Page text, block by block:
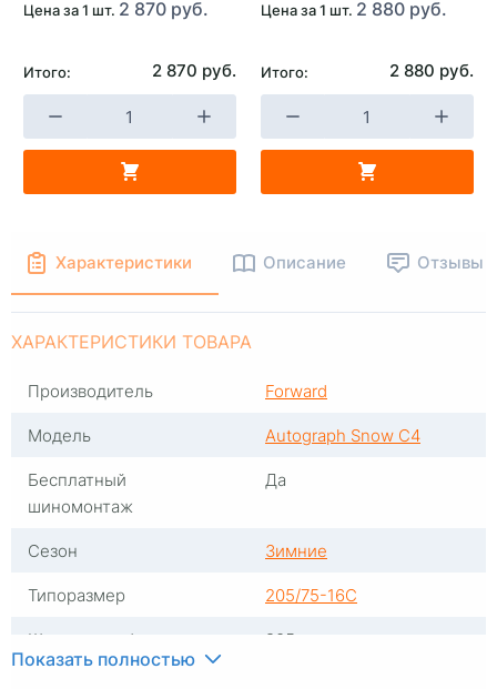
Цена за 1 шт. 2 870 руб.
Итого: 2 870 руб.
Цена за 1 шт. 2 880 руб.
Итого: 2 880 руб.
- -
Характеристики Описание Отзывы
ХАРАКТЕРИСТИКИ ТОВАРА
Производитель
Forward
Модель
Autograph Snow C4
Бесплатный
шиномонтаж
Да
Сезон
Зимние
Типоразмер
205/75-16C
Ширина профиля
205
Показать полностью